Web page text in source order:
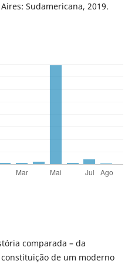
Sudamericana, 2019.
comparada – da
de um moderno